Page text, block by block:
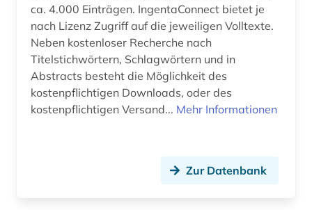
Wirtschaftswissenschaften (0)
Wissenschaftskunde, Forschung, Hochschul-,
Museumswesen (0)
ca. 4.000 Einträgen. IngentaConnect bietet je
nach Lizenz Zugriff auf die jeweiligen Volltexte.
Neben kostenloser Recherche nach
Titelstichwörtern, Schlagwörtern und in
Abstracts besteht die Möglichkeit des
kostenpflichtigen Downloads, oder des
kostenpflichtigen Versand... Mehr Informationen
Zur Datenbank